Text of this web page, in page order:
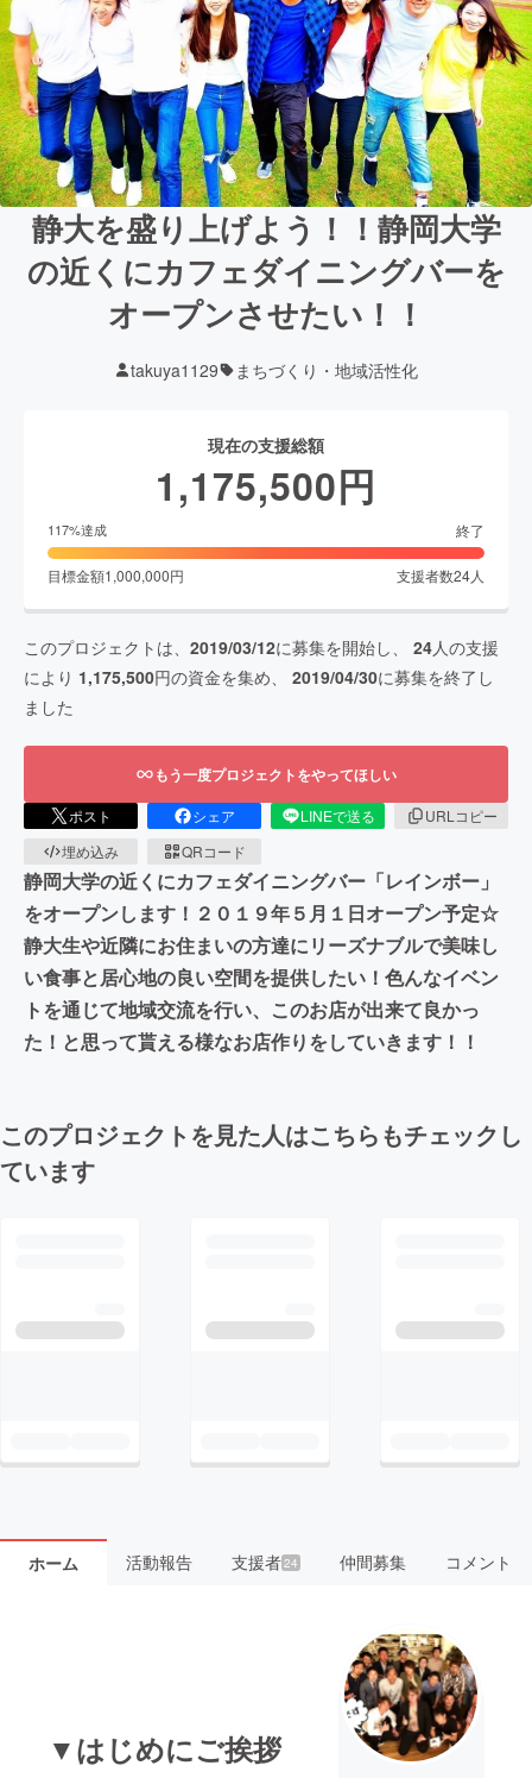
静大を盛り上げよう！！静岡大学
の近くにカフェダイニングバーを
オープンさせたい！！
takuya1129 まちづくり・地域活性化
現在の支援総額
1,175,500円
117%達成 終了
目標金額1,000,000円 支援者数24人
このプロジェクトは、 2019/03/12に募集を開始し、 24人の支援
により 1,175,500円の資金を集め、 2019/04/30に募集を終了し
ました
もう一度プロジェクトをやってほしい
ポスト シェア LINEで送る
URLコピー
埋め込み
QRコード
静岡大学の近くにカフェダイニングバー「レインボー」
をオープンします！２０１９年５月１日オープン予定☆
静大生や近隣にお住まいの方達にリーズナブルで美味し
い食事と居心地の良い空間を提供したい！色んなイベン
トを通じて地域交流を行い、このお店が出来て良かっ
た！と思って貰える様なお店作りをしていきます！！
このプロジェクトを見た人はこちらもチェックし
ています
ホーム 活動報告 支援者 24 仲間募集 コメント
▼はじめにご挨拶